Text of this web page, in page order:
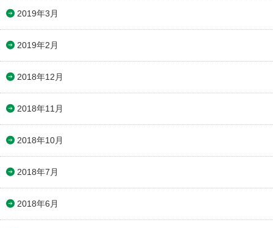
2019年3月
2019年2月
2018年12月
2018年11月
2018年10月
2018年7月
2018年6月